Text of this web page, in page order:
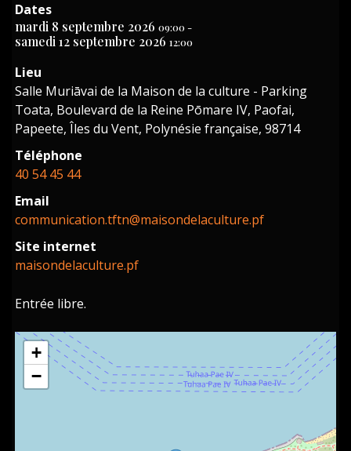
Dates
mardi 8 septembre 2026 09:00-
samedi 12 septembre 2026 12:00
Lieu
Salle Muriāvai de la Maison de la culture - Parking
Toata, Boulevard de la Reine Pōmare IV, Paofai,
Papeete, Îles du Vent, Polynésie française, 98714
Téléphone
40 54 45 44
Email
communication.tftn@maisondelaculture.pf
Site internet
maisondelaculture.pf
Entrée libre.
+
−